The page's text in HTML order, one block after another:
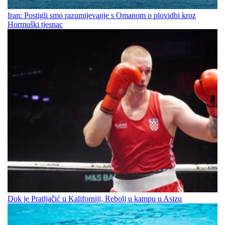
Iran: Postigli smo razumijevanje s Omanom o plovidbi kroz
Hormuški tjesnac
Dok je Pratljačić u Kaliforniji, Rebolj u kampu u Asizu